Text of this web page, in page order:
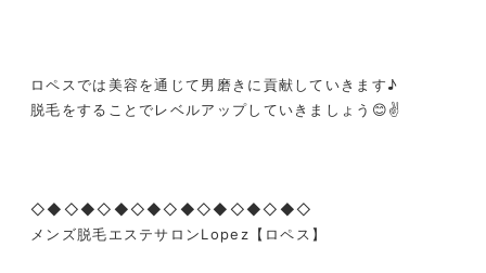
ロペスでは美容を通じて男磨きに貢献していきます♪
脱毛をすることでレベルアップしていきましょう😊✌️
◇◆◇◆◇◆◇◆◇◆◇◆◇◆◇◆◇
メンズ脱毛エステサロンLopez【ロペス】